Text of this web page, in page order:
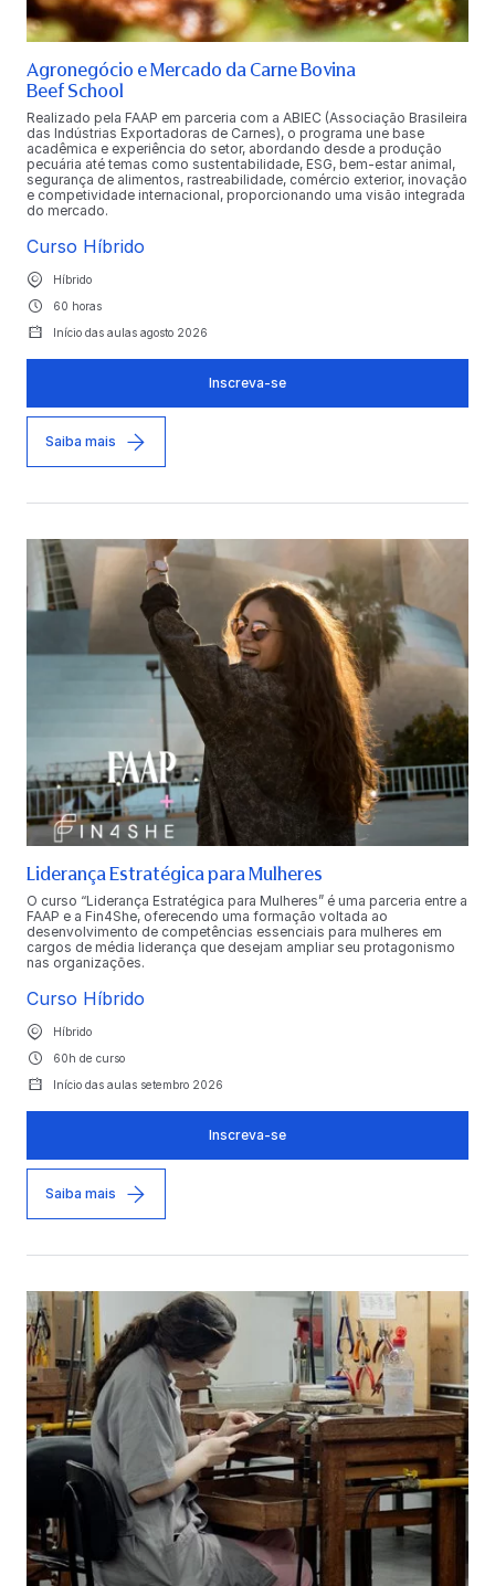
Agronegócio e Mercado da Carne Bovina
Beef School
Realizado pela FAAP em parceria com a ABIEC (Associação Brasileira
das Indústrias Exportadoras de Carnes), o programa une base
acadêmica e experiência do setor, abordando desde a produção
pecuária até temas como sustentabilidade, ESG, bem-estar animal,
segurança de alimentos, rastreabilidade, comércio exterior, inovação
e competividade internacional, proporcionando uma visão integrada
do mercado.
Curso Híbrido
Híbrido
60 horas
Início das aulas agosto 2026
Inscreva-se
Saiba mais
Liderança Estratégica para Mulheres
O curso “Liderança Estratégica para Mulheres” é uma parceria entre a
FAAP e a Fin4She, oferecendo uma formação voltada ao
desenvolvimento de competências essenciais para mulheres em
cargos de média liderança que desejam ampliar seu protagonismo
nas organizações.
Curso Híbrido
Híbrido
60h de curso
Início das aulas setembro 2026
Inscreva-se
Saiba mais